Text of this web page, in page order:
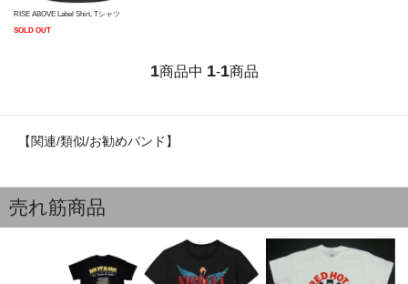
RISE ABOVE Label Shirt, Tシャツ
SOLD OUT
1商品中 1-1商品
【関連/類似/お勧めバンド】
売れ筋商品